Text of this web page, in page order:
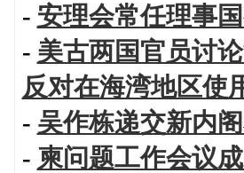
- 安理会常任理事
- 美古两国官员讨
反对在海湾地区使
- 吴作栋递交新内
- 柬问题工作会议